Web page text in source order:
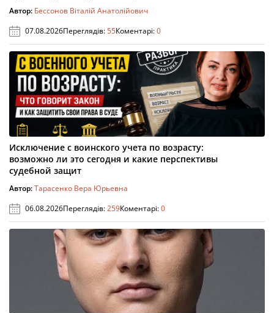
Автор: Бессонов Віталій Анатолійович
07.08.2026Переглядів:55Коментарі:0
Исключение с воинского учета по возрасту:
возможно ли это сегодня и какие перспективы
судебной защит
Автор:Тарасенко Вера Юрьевна
06.08.2026Переглядів:259Коментарі:0